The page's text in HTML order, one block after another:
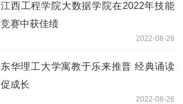
江西工程学院大数据学院在2022年技能
竞赛中获佳绩
2022-08-26
东华理工大学寓教于乐来推普 经典诵读
促成长
2022-08-26